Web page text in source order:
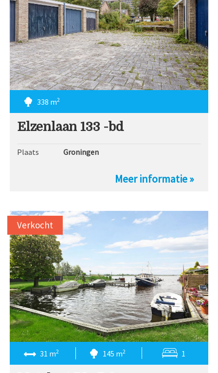
338 m2
Elzenlaan 133 -bd
Plaats Groningen
Meer informatie »
31 m2 145 m2 1
Verkocht